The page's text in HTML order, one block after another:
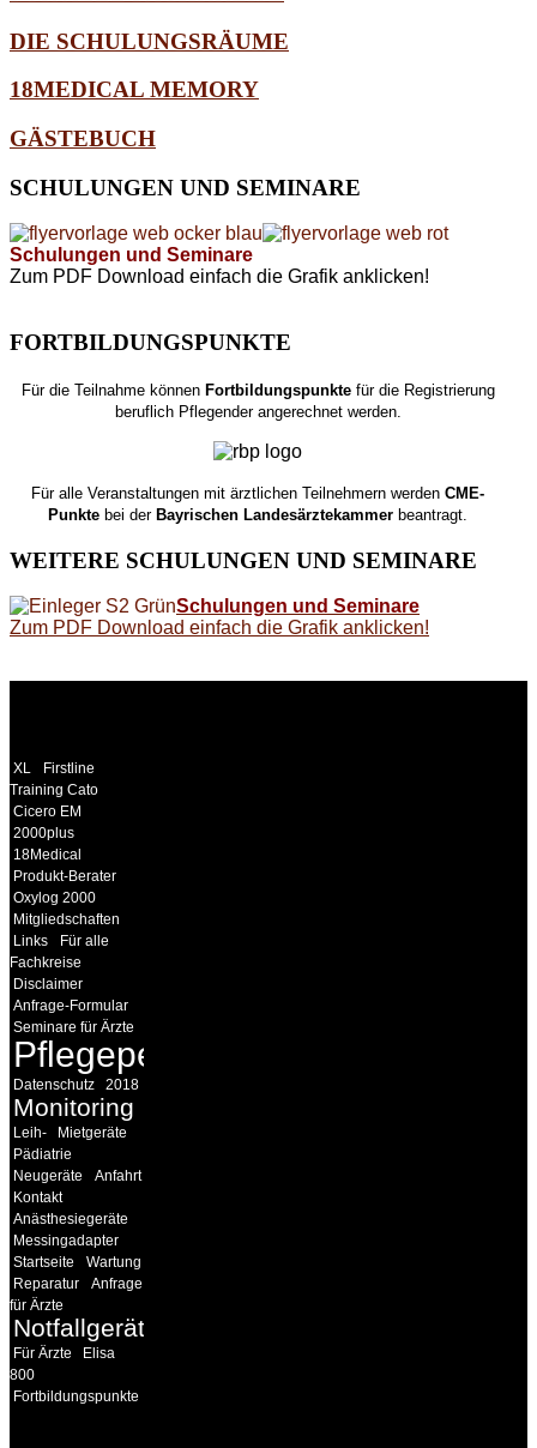
DIE SCHULUNGSRÄUME
18MEDICAL MEMORY
GÄSTEBUCH
SCHULUNGEN UND SEMINARE
Schulungen und Seminare
Zum PDF Download einfach die Grafik anklicken!
FORTBILDUNGSPUNKTE
Für die Teilnahme könnenFortbildungspunktefür die Registrierung
beruflich Pflegender angerechnet werden.
Für alle Veranstaltungen mit ärztlichen Teilnehmern werdenCME-
Punkte bei derBayrischen Landesärztekammer beantragt.
WEITERE SCHULUNGEN UND SEMINARE
Schulungen und Seminare
Zum PDF Download einfach die Grafik anklicken!
XL
Firstline
Training Cato
Cicero EM
2000plus
18Medical
Produkt-Berater
Oxylog 2000
Mitgliedschaften
Links
Für alle
Fachkreise
Disclaimer
Anfrage-Formular
Seminare für Ärzte
Pflegepersonal
Datenschutz 2018
Monitoring
Leih-
Mietgeräte
Pädiatrie
Neugeräte
Anfahrt
Kontakt
Anästhesiegeräte
Messingadapter
Startseite
Wartung
Reparatur
Anfrage
für Ärzte
Notfallgeräte
Für Ärzte
Elisa
800
Fortbildungspunkte